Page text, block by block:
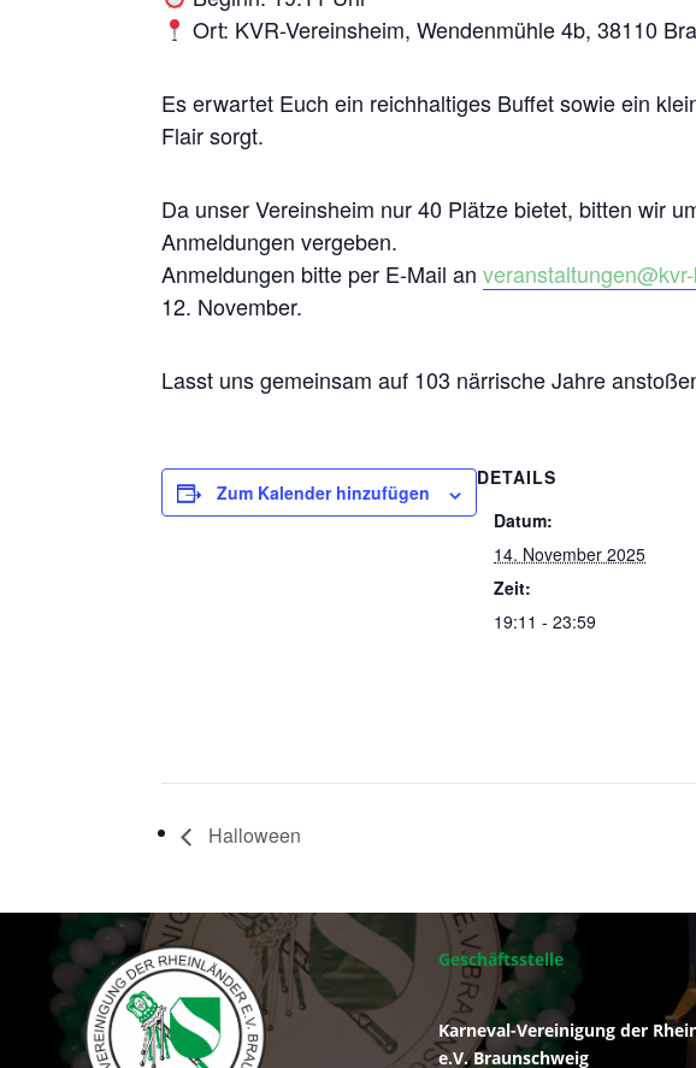
Ort: KVR-Vereinsheim, Wendenmühle 4b, 38110
Es erwartet Euch ein reichhaltiges Buffet sowie ein
Flair sorgt.
Da unser Vereinsheim nur 40 Plätze bietet, bitten wir
Anmeldungen vergeben.
Anmeldungen bitte per E-Mail an
12. November.
Lasst uns gemeinsam auf 103 närrische Jahre
Zum Kalender hinzufügen
DETAILS
Datum:
14. November 2025
Zeit:
19:11 - 23:59
Halloween
Geschäftsstelle
Karneval-Vereinigung der
e.V. Braunschweig